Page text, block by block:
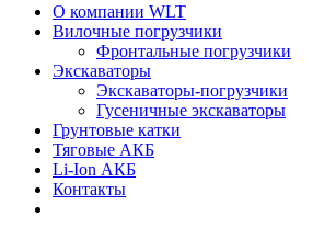
О компании WLT
Вилочные погрузчики
Фронтальные погрузчики
Экскаваторы
Экскаваторы-погрузчики
Гусеничные экскаваторы
Грунтовые катки
Тяговые АКБ
Li-Ion АКБ
Контакты